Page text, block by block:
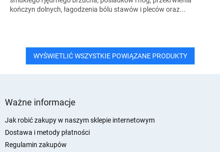
kończyn dolnych, łagodzenia bólu stawów i pleców oraz...
WYŚWIETLIĆ WSZYSTKIE POWIĄZANE PRODUKTY
Ważne informacje
Jak robić zakupy w naszym sklepie internetowym
Dostawa i metody płatności
Regulamin zakupów